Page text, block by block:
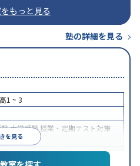
もっと見る
塾の詳細を見る
を見る
高1 ~ 3
大学受験 授業・定期テスト対策